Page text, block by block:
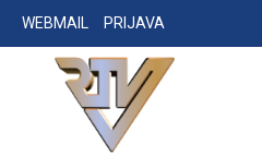
Skip
to
WEBMAIL PRIJAVA